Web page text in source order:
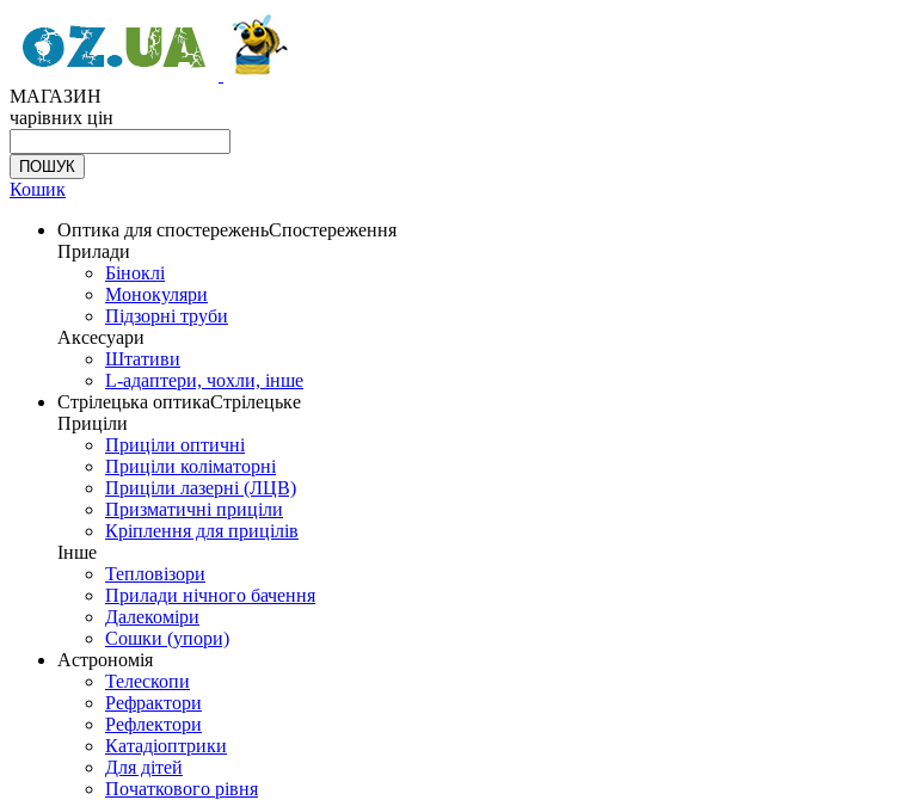
МАГАЗИН
чарівних цін
Кошик
Оптика для спостереженьСпостереження
Прилади
Біноклі
Монокуляри
Підзорні труби
Аксесуари
Штативи
L-адаптери, чохли, інше
Стрілецька оптикаСтрілецьке
Приціли
Приціли оптичні
Приціли коліматорні
Приціли лазерні (ЛЦВ)
Призматичні приціли
Кріплення для прицілів
Інше
Тепловізори
Прилади нічного бачення
Далекоміри
Сошки (упори)
Астрономія
Телескопи
Рефрактори
Рефлектори
Катадіоптрики
Для дітей
Початкового рівня